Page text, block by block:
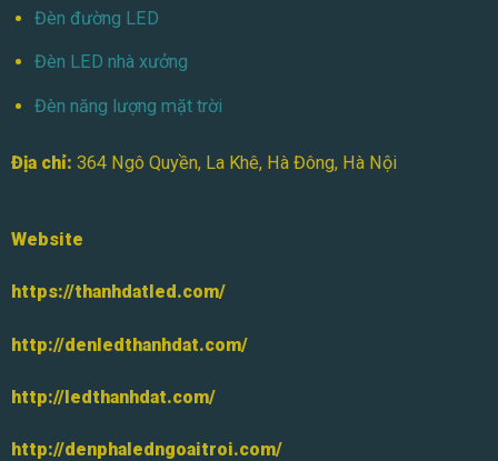
Đèn đường LED
Đèn LED nhà xưởng
Đèn năng lượng mặt trời
Địa chỉ: 364 Ngô Quyền, La Khê, Hà Đông, Hà Nội
Website
https://thanhdatled.com/
http://denledthanhdat.com/
http://ledthanhdat.com/
http://denphaledngoaitroi.com/